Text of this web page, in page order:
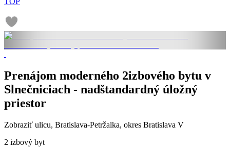
Prenájom moderného 2izbového bytu v
Slnečniciach - nadštandardný úložný
priestor
Zobraziť ulicu, Bratislava-Petržalka, okres Bratislava V
2 izbový byt